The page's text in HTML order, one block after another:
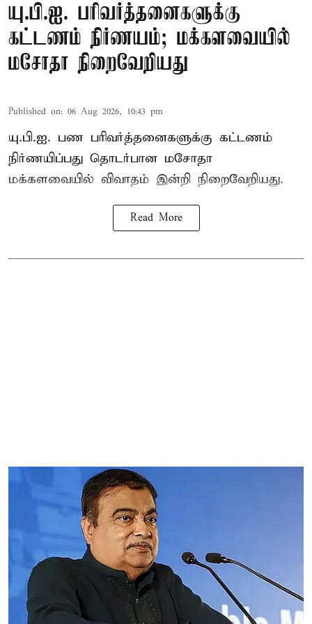
யு.பி.ஐ. பரிவர்த்தனைகளுக்கு
கட்டணம் நிர்ணயம்; மக்களவையில்
மசோதா நிறைவேறியது
Published on: 06 Aug 2026, 10:43 pm
யு.பி.ஐ. பண பரிவர்த்தனைகளுக்கு கட்டணம்
நிர்ணயிப்பது தொடர்பான மசோதா
மக்களவையில் விவாதம் இன்றி நிறைவேறியது.
Read More